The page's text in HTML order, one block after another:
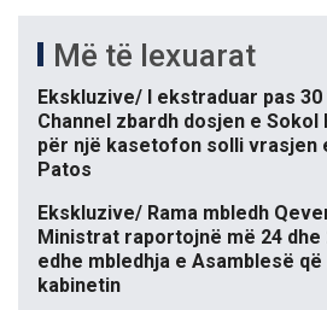
Më të lexuarat
Ekskluzive/ I ekstraduar pas
Channel zbardh dosjen e Sokol
për një kasetofon solli vrasjen
Patos
Ekskluzive/ Rama mbledh
Ministrat raportojnë më 24
edhe mbledhja e Asamblesë
kabinetin